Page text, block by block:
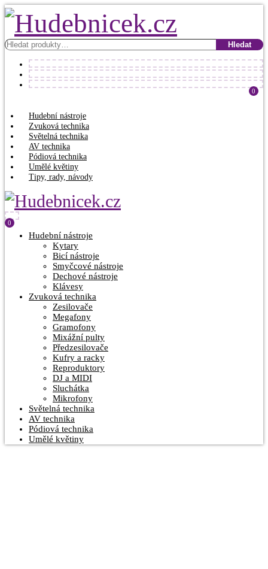
Hledat: Hledat
0
Hudební nástroje
Zvuková technika
Světelná technika
AV technika
Pódiová technika
Umělé květiny
Tipy, rady, návody
0
Hudební nástroje
Kytary
Bicí nástroje
Smyčcové nástroje
Dechové nástroje
Klávesy
Zvuková technika
Zesilovače
Megafony
Gramofony
Mixážní pulty
Předzesilovače
Kufry a racky
Reproduktory
DJ a MIDI
Sluchátka
Mikrofony
Světelná technika
AV technika
Pódiová technika
Umělé květiny